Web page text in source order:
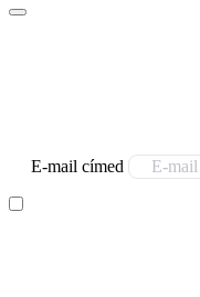
E-mail címed